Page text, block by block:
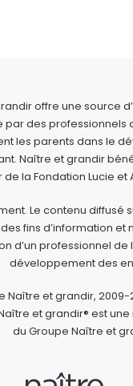
offre une source
par des professionnels
les parents dans le
Naître et grandir
de la Fondation Lucie et
Le contenu diffusé
des fins d’information
d’un professionnel de
développement des
Naître et grandir, 2009-
et grandir® est
du Groupe Naître et